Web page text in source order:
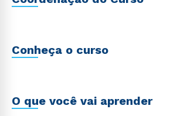
Conheça o curso
O que você vai aprender